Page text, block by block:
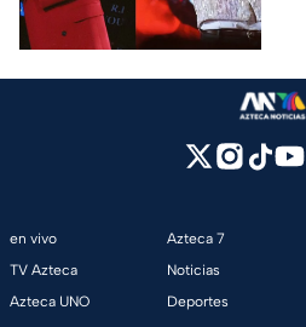
en vivo
TV Azteca
Azteca UNO
Azteca 7
Noticias
Deportes